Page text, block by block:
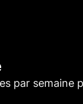
par semaine